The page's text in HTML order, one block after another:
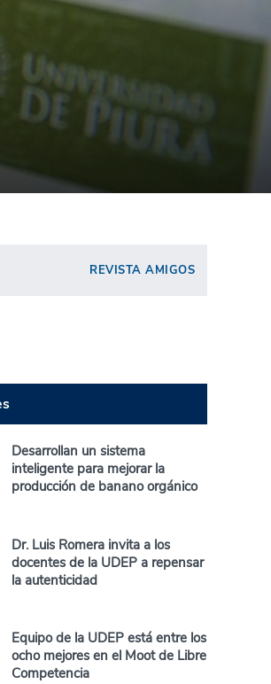
REVISTA AMIGOS
Desarrollan un sistema
inteligente para mejorar la
producción de banano orgánico
Dr. Luis Romera invita a los
docentes de la UDEP a repensar
la autenticidad
Equipo de la UDEP está entre los
ocho mejores en el Moot de Libre
Competencia